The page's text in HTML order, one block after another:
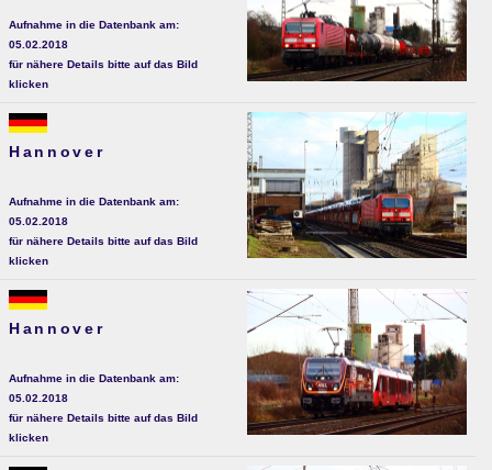
Aufnahme in die Datenbank am:
05.02.2018
für nähere Details bitte auf das Bild
klicken
Hannover
Aufnahme in die Datenbank am:
05.02.2018
für nähere Details bitte auf das Bild
klicken
Hannover
Aufnahme in die Datenbank am:
05.02.2018
für nähere Details bitte auf das Bild
klicken